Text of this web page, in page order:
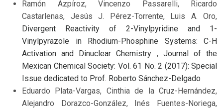
Ramón Azpíroz, Vincenzo Passarelli, Ricardo
Castarlenas, Jesús J. Pérez-Torrente, Luis A. Oro,
Divergent Reactivity of 2-Vinylpyridine and 1-
Vinylpyrazole in Rhodium-Phosphine Systems: C-H
Activation and Dinuclear Chemistry , Journal of the
Mexican Chemical Society: Vol. 61 No. 2 (2017): Special
Issue dedicated to Prof. Roberto Sánchez-Delgado
Eduardo Plata-Vargas, Cinthia de la Cruz-Hernández,
Alejandro Dorazco-González, Inés Fuentes-Noriega,